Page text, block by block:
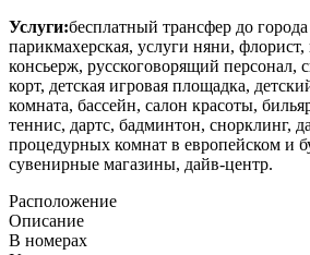
Услуги:бесплатный трансфер до
парикмахерская, услуги няни,
консьерж, русскоговорящий персонал,
корт, детская игровая площадка,
комната, бассейн, салон красоты,
теннис, дартс, бадминтон, снорклинг,
процедурных комнат в европейском и
сувенирные магазины, дайв-центр.
Расположение
Описание
В номерах